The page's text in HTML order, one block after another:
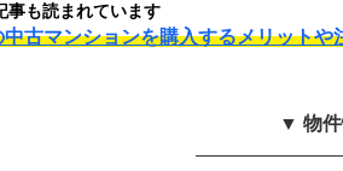
事も読まれています
中古マンションを購入するメリットや
▼ 物件